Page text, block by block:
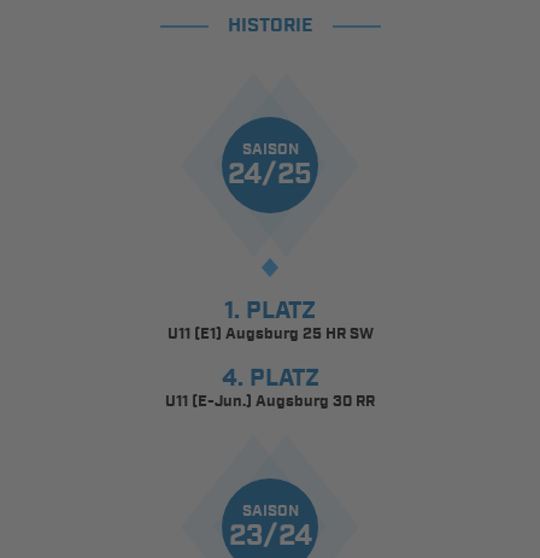
HISTORIE
SAISON
24/25
1. PLATZ
U11 (E1) Augsburg 25 HR SW
4. PLATZ
U11 (E-Jun.) Augsburg 30 RR
SAISON
23/24